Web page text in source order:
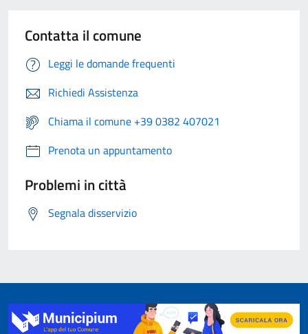
Contatta il comune
Leggi le domande frequenti
Richiedi Assistenza
Chiama il comune +39 0382 407021
Prenota un appuntamento
Problemi in città
Segnala disservizio